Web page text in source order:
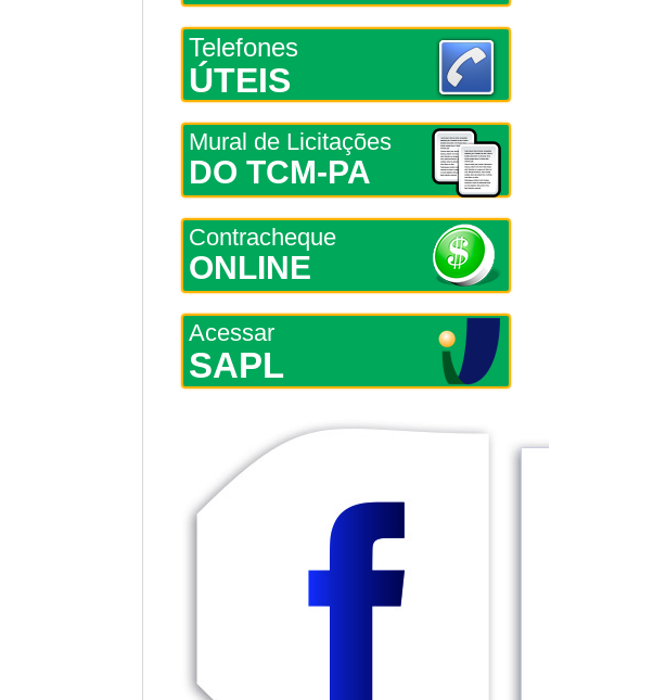
Telefones
ÚTEIS
Mural de Licitações
DO TCM-PA
Contracheque
ONLINE
Acessar
SAPL